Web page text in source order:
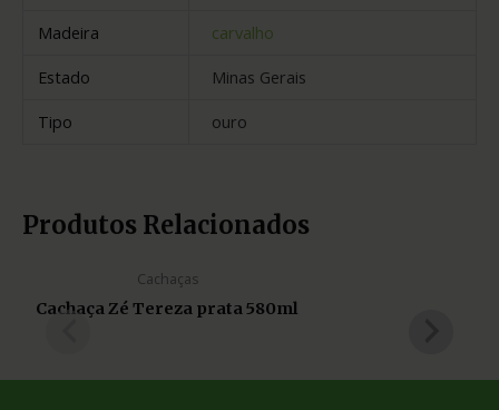
Madeira
carvalho
Estado
Minas Gerais
Tipo
ouro
Produtos Relacionados
Cachaças
Cachaça Zé Tereza prata 580ml